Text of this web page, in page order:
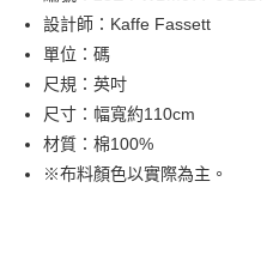
街口支付
Google Pay
大哥付你分期
相關說明
【大哥付你分期使用說明】
設計師：Kaffe Fassett
單位：碼
尺規：英吋
尺寸：幅寬約110cm
材質：棉100%
※布料顏色以實際為主。